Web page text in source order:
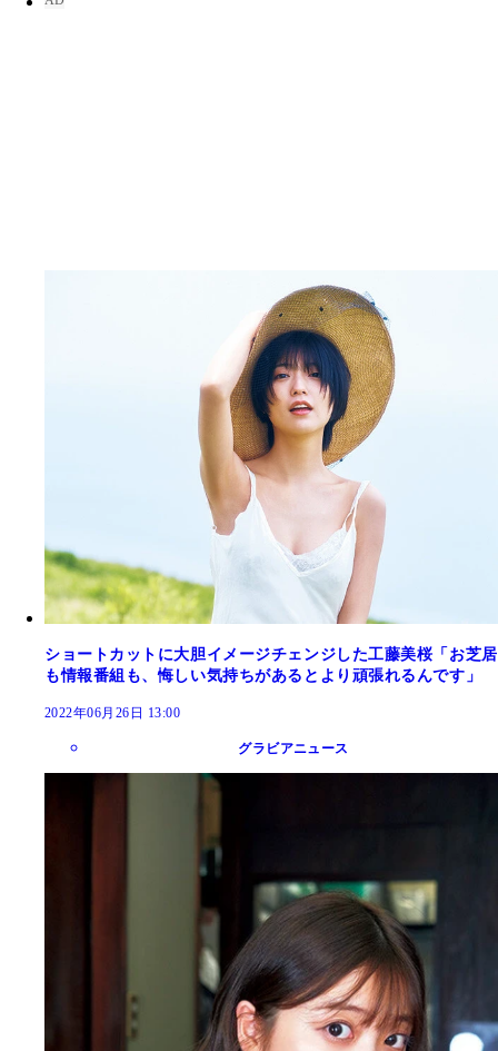
ショートカットに大胆イメージチェンジした工藤美桜「お芝居
も情報番組も、悔しい気持ちがあるとより頑張れるんです」
2022年06月26日 13:00
グラビアニュース